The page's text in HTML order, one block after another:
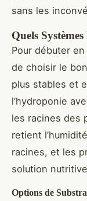
sans les
Quels
Pour débuter
de choisir le
plus stables et
l’hydroponie
les racines des
retient
racines, et les
solution
Options de